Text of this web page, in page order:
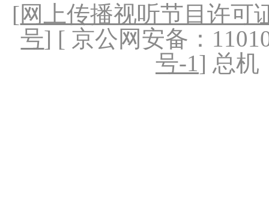
[网上传播视听节目许可
号] [ 京公网安备：
号-1] 总机